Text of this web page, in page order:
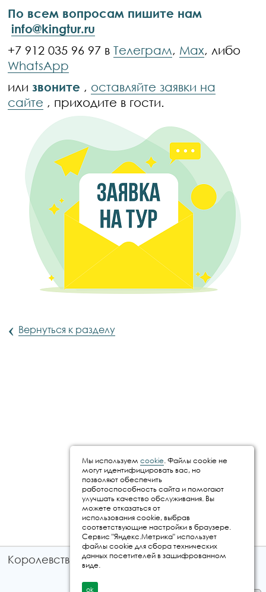
По всем вопросам пишите нам
info@kingtur.ru
+7 912 035 96 97 вТелеграм, Max, либо
WhatsApp
илизвоните , оставляйте заявки на
сайте , приходите в гости.
‹ Вернуться к разделу
Королевство путешествий © 2026
Мы используем cookie. Файлы cookie не
могут идентифицировать вас, но
позволяют обеспечить
работоспособность сайта и помогают
улучшать качество обслуживания. Вы
можете отказаться от
использования cookie, выбрав
соответствующие настройки в браузере.
Сервис "Яндекс.Метрика" использует
файлы cookie для сбора технических
данных посетителей в зашифрованном
виде.
ok